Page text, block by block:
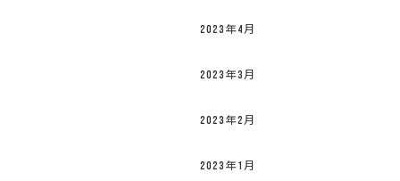
2023年4月
2023年3月
2023年2月
2023年1月